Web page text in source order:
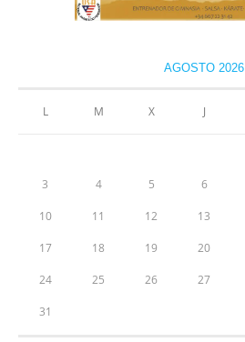
AGOSTO 2026
L M X J
3 4 5 6
10 11 12 13
17 18 19 20
24 25 26 27
31